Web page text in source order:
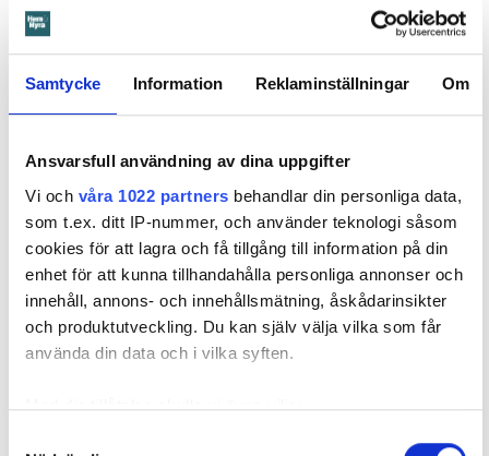
Samtycke Information Reklaminställningar Om
Ansvarsfull användning av dina uppgifter
Vi och våra 1022 partners behandlar din personliga data,
som t.ex. ditt IP-nummer, och använder teknologi såsom
cookies för att lagra och få tillgång till information på din
enhet för att kunna tillhandahålla personliga annonser och
innehåll, annons- och innehållsmätning, åskådarinsikter
och produktutveckling. Du kan själv välja vilka som får
använda din data och i vilka syften.
Med din tillåtelse skulle vi även vilja:
Mammans advokat Henrik Olsson Lilja konstaterar att
mamman dömdes under flertal punkter och till att betala
– Hon är självklart inte nöjd med domen. Vi tycker
så vi kommer överklaga till hovrätten.
Säljarna går fria
I åtalet ska 14 personer ha sålt sina hyreskontrakt med hjälp
av mamman och dottern. Men även om tingsrätten anser att
det är bevisat att elva personer sålt sina hyresrätter frikänns
de på grund av att brotten är preskriberade då de inte
bedöms som grova. I tre fall menar tingsrätten att det inte
kontrakt.